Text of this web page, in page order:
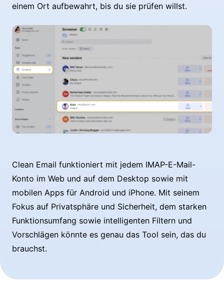
einem Ort aufbewahrt, bis du sie prüfen willst.
Clean Email funktioniert mit jedem IMAP-E-Mail-
Konto im Web und auf dem Desktop sowie mit
mobilen Apps für Android und iPhone. Mit seinem
Fokus auf Privatsphäre und Sicherheit, dem starken
Funktionsumfang sowie intelligenten Filtern und
Vorschlägen könnte es genau das Tool sein, das du
brauchst.